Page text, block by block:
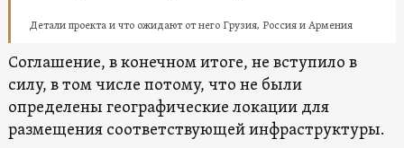
Детали проекта и что ожидают от него Грузия, Россия и Армения
Соглашение, в конечном итоге, не вступило в
силу, в том числе потому, что не были
определены географические локации для
размещения соответствующей инфраструктуры.